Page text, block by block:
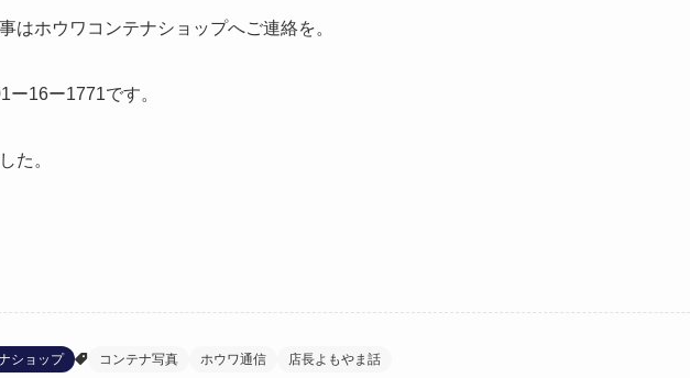
はホウワコンテナショップへご連絡を。
ー16ー1771です。
た。
ショップ コンテナ写真 ホウワ通信 店長よもやま話